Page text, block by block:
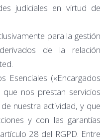
judiciales en virtud de
para la gestión
de la relación
(«Encargados
que nos prestan servicios
nuestra actividad, y que
y con las garantías
28 del RGPD. Entre